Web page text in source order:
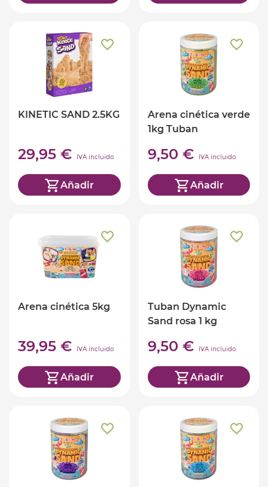
KINETIC SAND 2.5KG
29,95 € IVA incluido
Añadir
Arena cinética verde
1kg Tuban
9,50 € IVA incluido
Añadir
Arena cinética 5kg
39,95 € IVA incluido
Añadir
Tuban Dynamic
Sand rosa 1 kg
9,50 € IVA incluido
Añadir